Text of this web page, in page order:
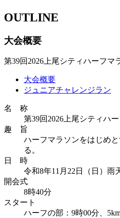
OUTLINE
大会概要
第39回2026上尾シティハーフマ
大会概要
ジュニアチャレンジラン
名 称
第39回2026上尾シティハ
趣 旨
ハーフマラソンをはじめ
る。
日 時
令和8年11月22日（日）雨
開会式
8時40分
スタート
ハーフの部：9時00分、